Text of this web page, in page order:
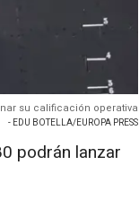
su calificación operativa
- EDU BOTELLA/EUROPA PRESS
podrán lanzar